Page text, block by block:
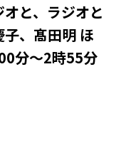
と、ラジオと
、髙田明 ほ
分～2時55分